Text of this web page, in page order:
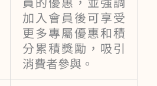
加入會員後可享受
更多專屬優惠和積
分累積獎勵，吸引
消費者參與。